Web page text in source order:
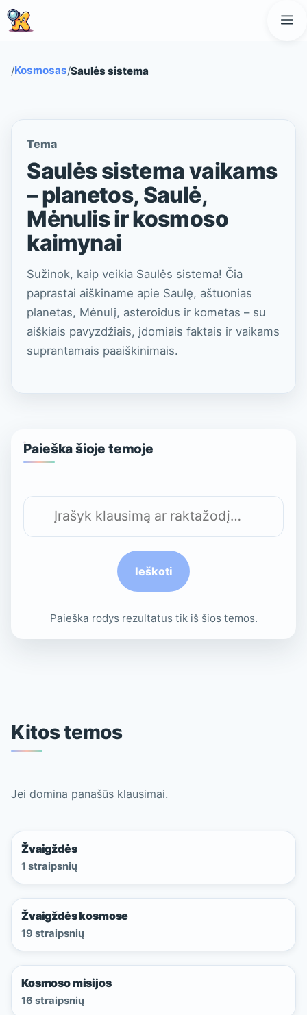
Pereiti
prie
/Kosmosas/Saulės sistema
Tema
Saulės sistema vaikams
– planetos, Saulė,
Mėnulis ir kosmoso
kaimynai
Sužinok, kaip veikia Saulės sistema! Čia
paprastai aiškiname apie Saulę, aštuonias
planetas, Mėnulį, asteroidus ir kometas – su
aiškiais pavyzdžiais, įdomiais faktais ir vaikams
suprantamais paaiškinimais.
Paieška šioje temoje
Ieškoti
Ieškoti
Paieška rodys rezultatus tik iš šios temos.
Kitos temos
Jei domina panašūs klausimai.
Žvaigždės
1 straipsnių
Žvaigždės kosmose
19 straipsnių
Kosmoso misijos
16 straipsnių